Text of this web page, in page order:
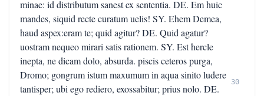
minae: id distributum sanest ex sententia. DE. Em huic
mandes, siquid recte curatum uelis! SY. Ehem Demea,
haud aspex:eram te; quid agitur? DE. Quid agatur?
uostram nequeo mirari satis rationem. SY. Est hercle
inepta, ne dicam dolo, absurda. piscis ceteros purga,
Dromo; gongrum istum maxumum in aqua sinito ludere
tantisper; ubi ego rediero, exossabitur; prius nolo. DE.
30